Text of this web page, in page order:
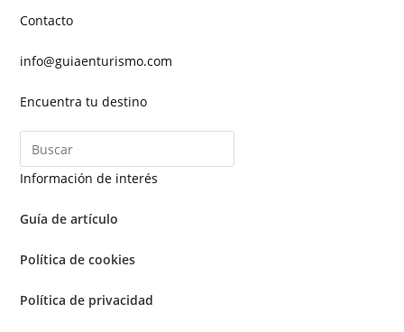
Contacto
info@guiaenturismo.com
Encuentra tu destino
Información de interés
Guía de artículo
Política de cookies
Política de privacidad